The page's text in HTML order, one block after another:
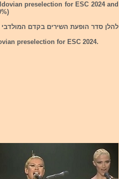
preselection for ESC 2024 and
להלן סדר הופעת השירים בקדם המולדבי
preselection for ESC 2024.